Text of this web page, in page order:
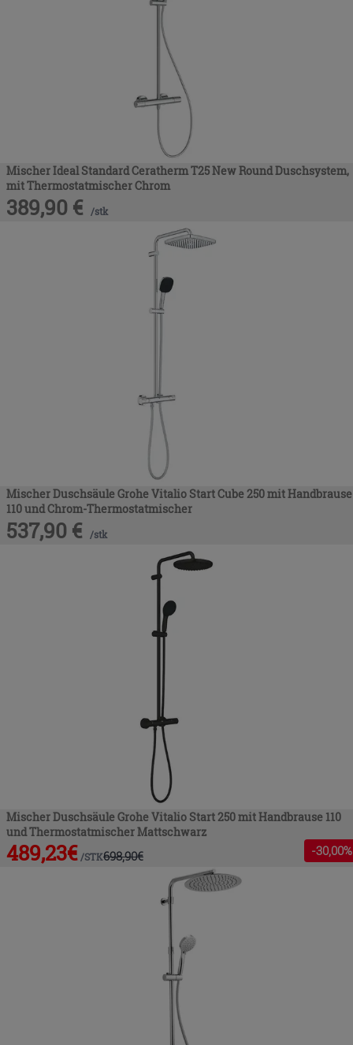
Mischer Ideal Standard Ceratherm T25 New Round Duschsystem,
mit Thermostatmischer Chrom
389,90 € /stk
Mischer Duschsäule Grohe Vitalio Start Cube 250 mit Handbrause
110 und Chrom-Thermostatmischer
537,90 € /stk
Mischer Duschsäule Grohe Vitalio Start 250 mit Handbrause 110
und Thermostatmischer Mattschwarz
489,23€ /STK698,90€ -30,00%